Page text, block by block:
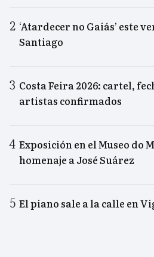
‘Atardecer no Gaiás’ este
Santiago
Costa Feira 2026: cartel,
artistas confirmados
Exposición en el Museo do
homenaje a José Suárez
El piano sale a la calle en